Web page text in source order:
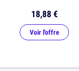
18,88 €
Voir l'offre